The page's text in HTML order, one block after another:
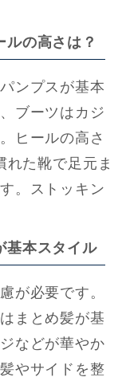
の高さは？
ンプスが基本
ブーツはカジ
ヒールの高さ
た靴で足元ま
。ストッキン
基本スタイル
が必要です。
まとめ髪が基
などが華やか
やサイドを整